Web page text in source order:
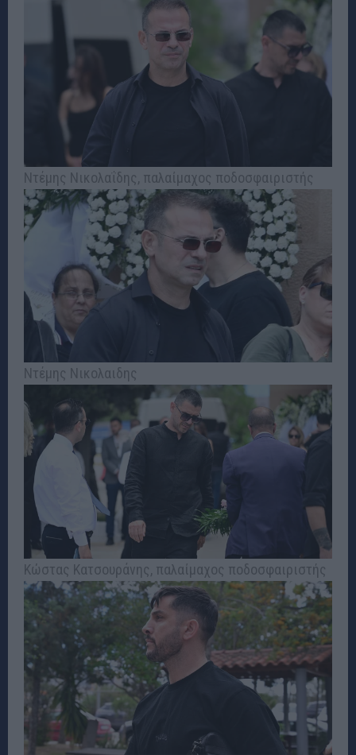
Ντέμης Νικολαΐδης, παλαίμαχος ποδοσφαιριστής
Ντέμης Νικολαιδης
Κώστας Κατσουράνης, παλαίμαχος ποδοσφαιριστής